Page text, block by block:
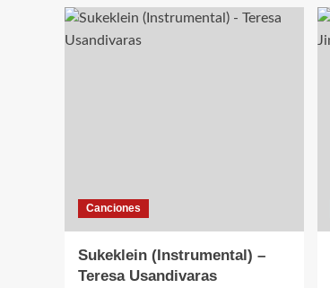
Canciones
Sukeklein (Instrumental) –
Teresa Usandivaras